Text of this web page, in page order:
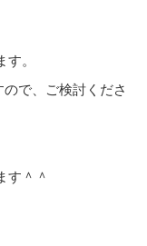
。
で、ご検討くださ
す＾＾